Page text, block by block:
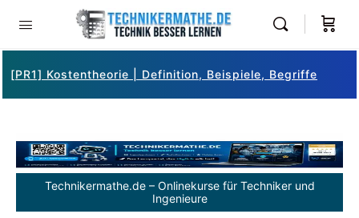
[PR1] Kostentheorie | Definition, Beispiele, Begriffe
Technikermathe.de – Onlinekurse für Techniker und
Ingenieure